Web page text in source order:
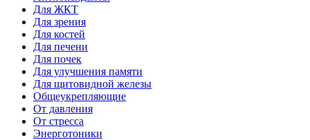
Для ЖКТ
Для зрения
Для костей
Для печени
Для почек
Для улучшения памяти
Для щитовидной железы
Общеукрепляющие
От давления
От стресса
Энерготоники